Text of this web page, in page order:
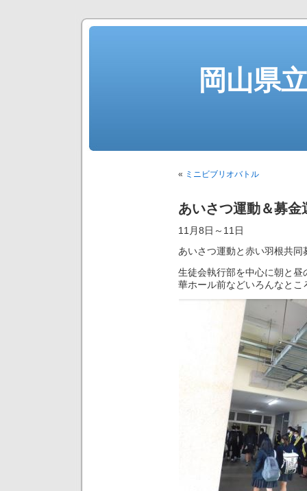
岡山県
« ミニビブリオバトル
あいさつ運動＆募金
11月8日～11日
あいさつ運動と赤い羽根共
生徒会執行部を中心に朝と
華ホール前などいろんなと